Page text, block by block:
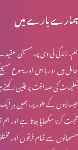
خواجہ سرا
قربانی کا
ہمارے بارے میں
ہم، زندگی ٹی وی پر، مسیحی
حامل ہیں اور بائبل اور یسوع
تعلیمات کی صداقت پر یقین
عیسائیوں کے طور پر، ہمیں ہر
محبت کرنا سکھایا جاتا ہے اور ہم
مسلمانوں سے تمام فرقوں اور